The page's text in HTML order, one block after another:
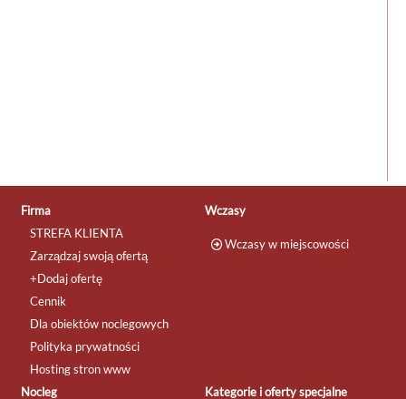
Firma
STREFA KLIENTA
Zarządzaj swoją ofertą
+Dodaj ofertę
Cennik
Dla obiektów noclegowych
Polityka prywatności
Hosting stron www
Wczasy
Wczasy w miejscowości
Nocleg Kategorie i oferty specjalne